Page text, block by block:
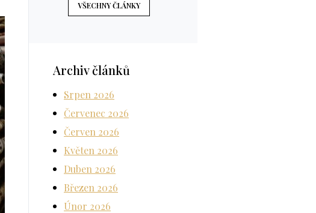
VŠECHNY ČLÁNKY
Archiv článků
Srpen 2026
Červenec 2026
Červen 2026
Květen 2026
Duben 2026
Březen 2026
Únor 2026